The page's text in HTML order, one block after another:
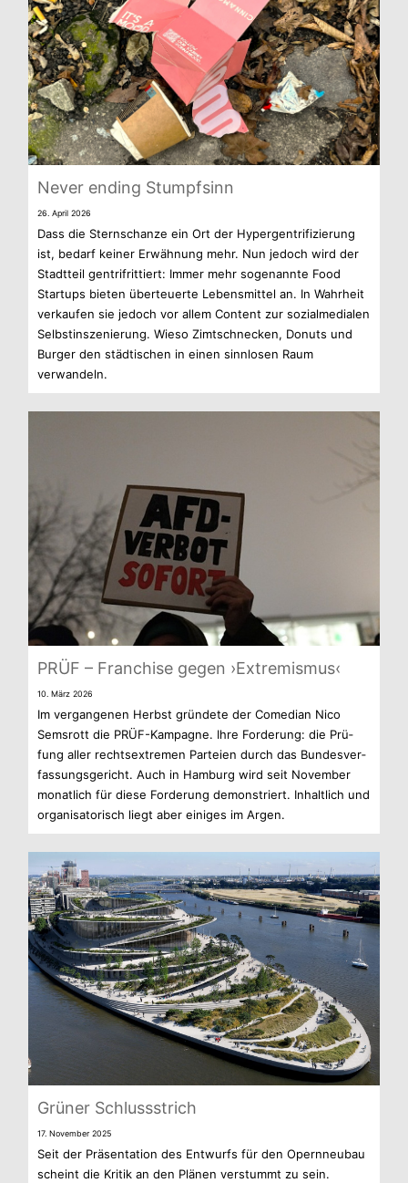
Never ending Stumpfsinn
26. April 2026
Dass die Stern­schanze ein Ort der Hyper­gen­tri­fi­zie­rung
ist, bedarf kei­ner Erwäh­nung mehr. Nun jedoch wird der
Stadt­teil gen­trif­rit­tiert: Immer mehr soge­nannte Food
Start­ups bie­ten über­teu­erte Lebens­mit­tel an. In Wahr­heit
ver­kau­fen sie jedoch vor allem Con­tent zur sozi­al­me­dia­len
Selbst­in­sze­nie­rung. Wieso Zimt­schne­cken, Donuts und
Bur­ger den städ­ti­schen in einen sinn­lo­sen Raum
verwandeln.
PRÜF – Fran­chise gegen ›Extre­mis­mus‹
10. März 2026
Im ver­gan­ge­nen Herbst grün­dete der Come­dian Nico
Sems­rott die PRÜF-Kampagne. Ihre For­de­rung: die Prü­
fung aller rechts­extre­men Par­teien durch das Bun­des­ver­
fas­sungs­ge­richt. Auch in Ham­burg wird seit Novem­ber
monat­lich für diese For­de­rung demons­triert. Inhalt­lich und
orga­ni­sa­to­risch liegt aber eini­ges im Argen.
Grü­ner Schlussstrich
17. Novem­ber 2025
Seit der Prä­sen­ta­tion des Ent­wurfs für den Opern­neu­bau
scheint die Kri­tik an den Plä­nen ver­stummt zu sein.